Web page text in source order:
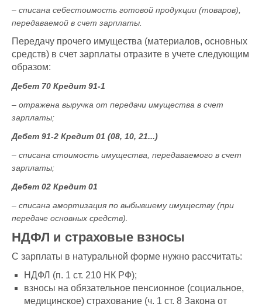
– списана себестоимость готовой продукции (товаров),
передаваемой в счет зарплаты.
Передачу прочего имущества (материалов, основных
средств) в счет зарплаты отразите в учете следующим
образом:
Дебет 70 Кредит 91-1
– отражена выручка от передачи имущества в счет
зарплаты;
Дебет 91-2 Кредит 01 (08, 10, 21...)
– списана стоимость имущества, передаваемого в счет
зарплаты;
Дебет 02 Кредит 01
– списана амортизация по выбывшему имуществу (при
передаче основных средств).
НДФЛ и страховые взносы
С зарплаты в натуральной форме нужно рассчитать:
НДФЛ (п. 1 ст. 210 НК РФ);
взносы на обязательное пенсионное (социальное,
медицинское) страхование (ч. 1 ст. 8 Закона от